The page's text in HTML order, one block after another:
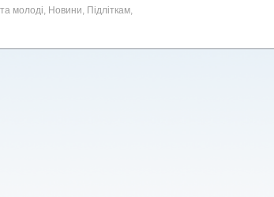
молоді, Новини, Підліткам,